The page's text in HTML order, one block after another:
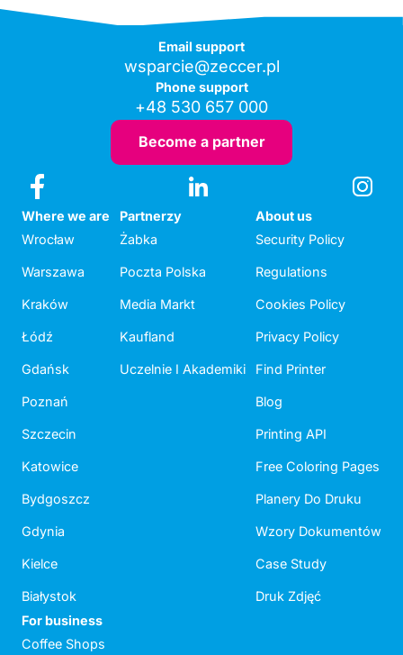
Email support
wsparcie@zeccer.pl
Phone support
+48 530 657 000
Become a partner
Where we are
Wrocław
Warszawa
Kraków
Łódź
Gdańsk
Poznań
Szczecin
Katowice
Bydgoszcz
Gdynia
Kielce
Białystok
Partnerzy
Żabka
Poczta Polska
Media Markt
Kaufland
Uczelnie I Akademiki
About us
Security Policy
Regulations
Cookies Policy
Privacy Policy
Find Printer
Blog
Printing API
Free Coloring Pages
Planery Do Druku
Wzory Dokumentów
Case Study
Druk Zdjęć
For business
Coffee Shops